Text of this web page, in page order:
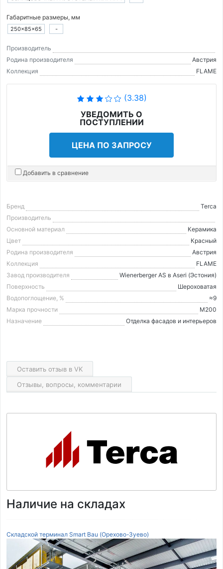
Габаритные размеры, мм
250×85×65 -
Производитель
Родина производителя
Австрия
Коллекция
FLAME
(3.38)
УВЕДОМИТЬ О
ПОСТУПЛЕНИИ
ЦЕНА ПО ЗАПРОСУ
Добавить в сравнение
Бренд
Terca
Производитель
Основной материал
Керамика
Цвет
Красный
Родина производителя
Австрия
Коллекция
FLAME
Завод производителя
Wienerberger AS в Aseri (Эстония)
Поверхность
Шероховатая
Водопоглощение, %
≈9
Марка прочности
М200
Назначение
Отделка фасадов и интерьеров
Оставить отзыв в VK
Отзывы, вопросы, комментарии
Наличие на складах
Складской терминал Smart Bau (Орехово-Зуево)